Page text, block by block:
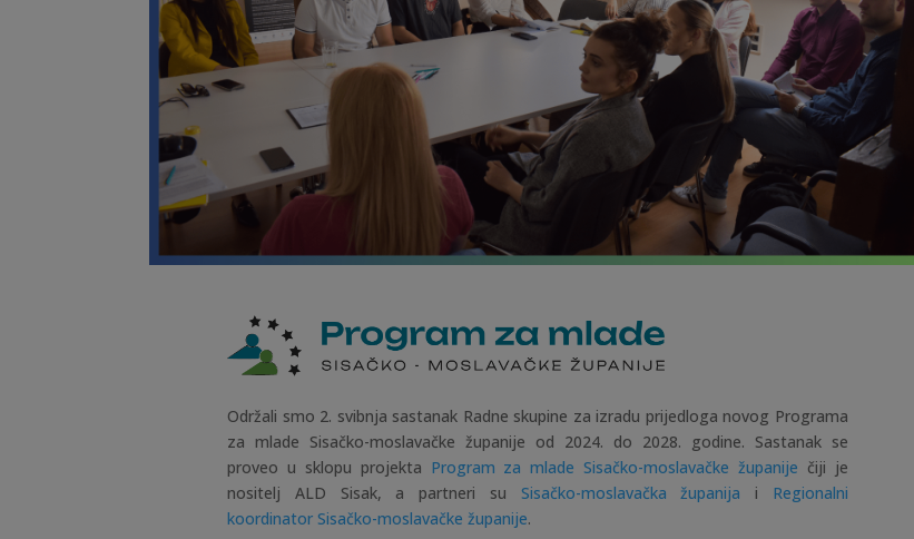
Održali smo 2. svibnja sastanak Radne skupine za izradu prijedloga novog Programa
za mlade Sisačko-moslavačke županije od 2024. do 2028. godine. Sastanak se
proveo u sklopu projekta Program za mlade Sisačko-moslavačke županije čiji je
nositelj ALD Sisak, a partneri su Sisačko-moslavačka županija i Regionalni
koordinator Sisačko-moslavačke županije.